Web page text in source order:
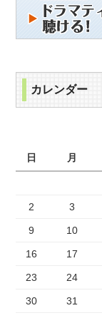
カレンダー
日
月
2 3
9 10
16 17
23 24
30 31